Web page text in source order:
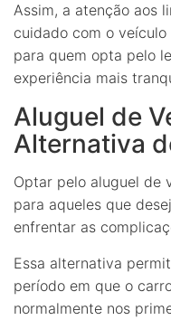
Assim, a atenção aos
cuidado com o
para quem opta pelo
experiência mais
Aluguel de
Alternativa
Optar pelo aluguel de
para aqueles que
enfrentar as
Essa alternativa
período em que o
normalmente nos